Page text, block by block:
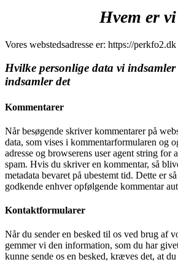
Hvem er vi
Vores webstedsadresse er: https://perkfo2.dk
Hvilke personlige data vi
indsamler det
Kommentarer
Når besøgende skriver kommentarer på
data, som vises i kommentarformularen og
adresse og browserens user agent string for
spam. Hvis du skriver en kommentar, så
metadata bevaret på ubestemt tid. Dette er
godkende enhver opfølgende kommentar
Kontaktformularer
Når du sender en besked til os ved brug af
gemmer vi den information, som du har
kunne sende os en besked, kræves det, at